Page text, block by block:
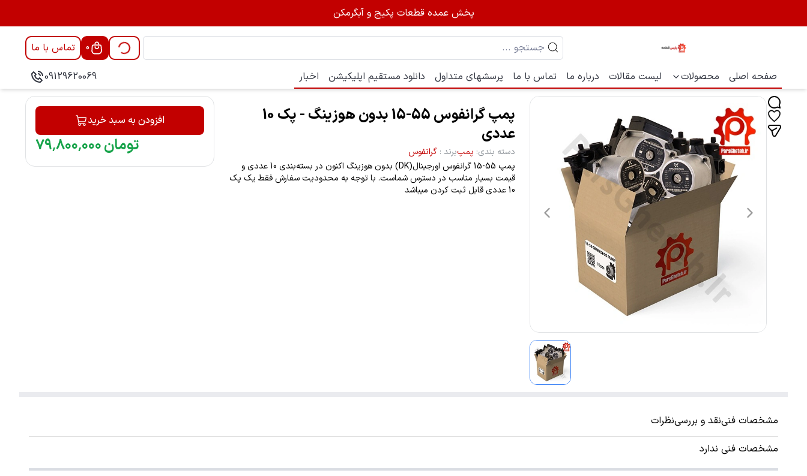
پخش عمده قطعات پکیج و آبگرمکن
0
تماس با ما
صفحه اصلی
محصولات لیست مقالات درباره ما تماس با ما پرسشهای متداول دانلود مستقیم اپلیکیشن اخبار 09129620069
پمپ گرانفوس 55-15 بدون هوزینگ - پک 10
عددی
دسته بندی: پمپبرند : گرانفوس
پمپ 55-15 گرانفوس اورجینال(DK) بدون هوزینگ اکنون در بسته‌بندی 10 عددی و
قیمت بسیار مناسب در دسترس شماست. با توجه به محدودیت سفارش فقط یک پک
10 عددی قابل ثبت کردن میباشد
افزودن به سبد خرید
۷۹٬۸۰۰٬۰۰۰تومان
مشخصات فنینقد و بررسینظرات
مشخصات فنی ندارد